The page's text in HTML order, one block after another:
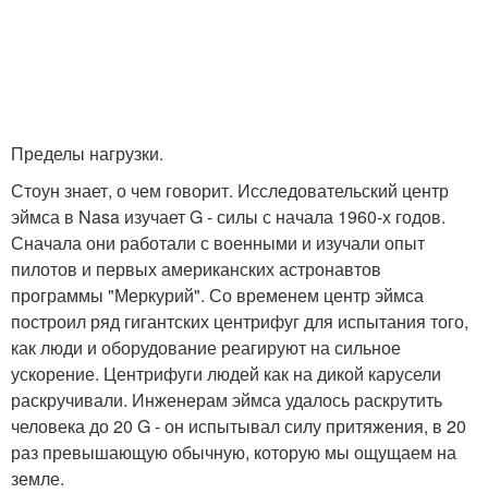
Пределы нагрузки.
Стоун знает, о чем говорит. Исследовательский центр
эймса в Nasa изучает G - силы с начала 1960-х годов.
Сначала они работали с военными и изучали опыт
пилотов и первых американских астронавтов
программы "Меркурий". Со временем центр эймса
построил ряд гигантских центрифуг для испытания того,
как люди и оборудование реагируют на сильное
ускорение. Центрифуги людей как на дикой карусели
раскручивали. Инженерам эймса удалось раскрутить
человека до 20 G - он испытывал силу притяжения, в 20
раз превышающую обычную, которую мы ощущаем на
земле.